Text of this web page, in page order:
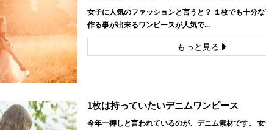
女子に人気のファッションと言うと？ １枚でも十分
作る事が出来るワンピースが人気で...
もっと見る
1枚は持っていたいデニムワンピース
今年一押しと言われているのが、デニム素材です。